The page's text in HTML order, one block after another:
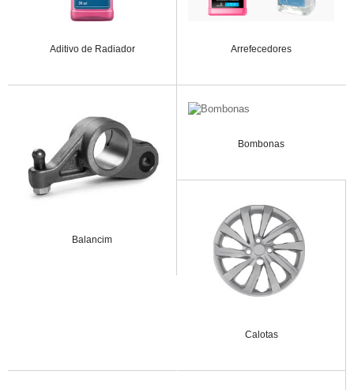
Aditivo de Radiador Arrefecedores
Balancim
Bombonas
Calotas